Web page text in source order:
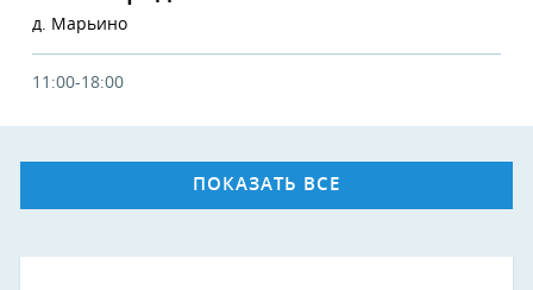
д. Марьино
11:00-18:00
ПОКАЗАТЬ ВСЕ